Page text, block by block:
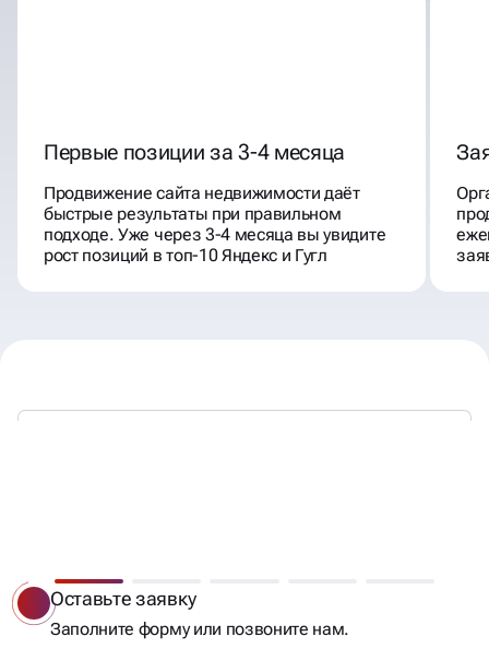
Первые позиции за 3-4 месяца
Продвижение сайта недвижимости даёт
быстрые результаты при правильном
подходе. Уже через 3-4 месяца вы увидите
рост позиций в топ-10 Яндекс и Гугл
Оставьте заявку
Заполните форму или позвоните нам.